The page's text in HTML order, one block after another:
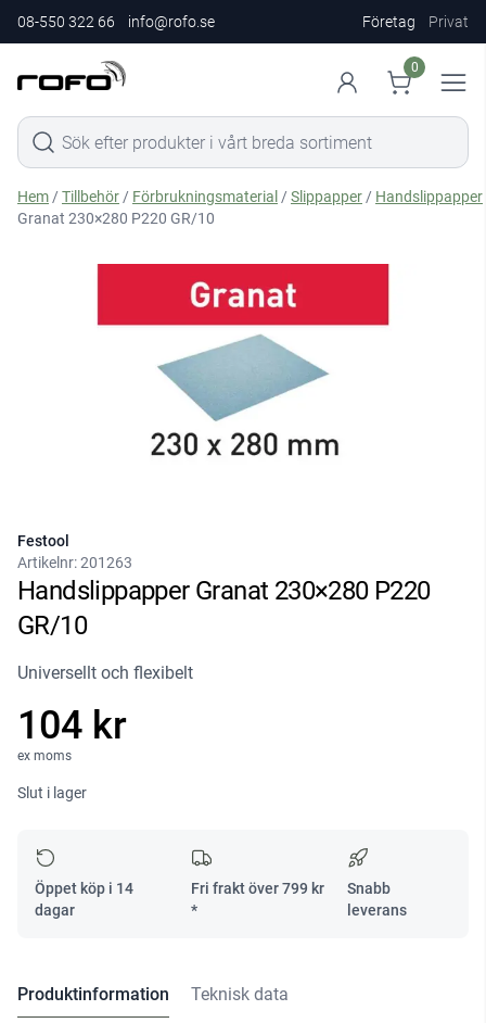
08-550 322 66 info@rofo.se Företag Privat
0
Hem /Tillbehör / Förbrukningsmaterial /Slippapper / Handslippapper
Granat 230×280 P220 GR/10
Festool
Artikelnr:201263
Handslippapper Granat 230×280 P220
GR/10
Universellt och flexibelt
104 kr
ex moms
Slut i lager
Öppet köp i 14
dagar
Fri frakt över799 kr
*
Snabb
leverans
Produktinformation Teknisk data